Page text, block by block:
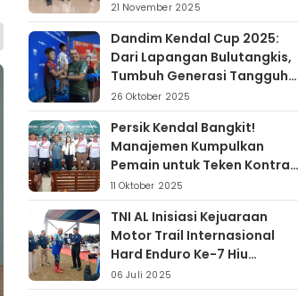
21 November 2025
Dandim Kendal Cup 2025:
Dari Lapangan Bulutangkis,
Tumbuh Generasi Tangguh
dan Nasionalis
26 Oktober 2025
Persik Kendal Bangkit!
Manajemen Kumpulkan
Pemain untuk Teken Kontrak
Jelang Liga 4
11 Oktober 2025
TNI AL Inisiasi Kejuaraan
Motor Trail Internasional
Hard Enduro Ke-7 Hiu
Selatan
06 Juli 2025